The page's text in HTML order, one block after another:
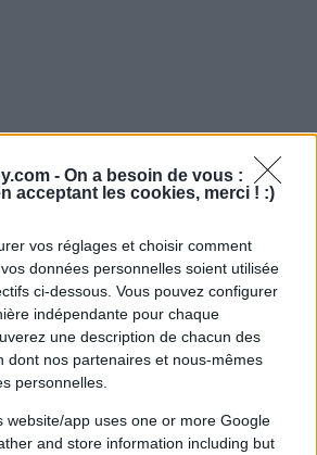
- On a besoin de vous :
acceptant les cookies, merci ! :)
vos réglages et choisir comment
données personnelles soient utilisée
ci-dessous. Vous pouvez configurer
indépendante pour chaque
une description de chacun des
dont nos partenaires et nous-mêmes
personnelles.
website/app uses one or more Google
and store information including but